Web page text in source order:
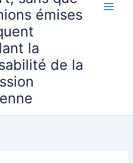
émises
la
de la